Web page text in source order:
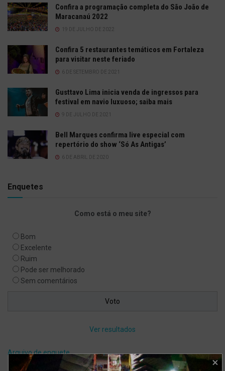
Confira a programação completa do São João de
Maracanaú 2022
19 DE JULHO DE 2022
Confira 5 restaurantes temáticos em Fortaleza
para visitar neste feriado
6 DE SETEMBRO DE 2021
Gusttavo Lima inicia venda de ingressos para
festival em navio luxuoso; saiba mais
9 DE JULHO DE 2021
Bell Marques confirma live especial com
repertório do show ‘Só As Antigas’
6 DE ABRIL DE 2020
Enquetes
Como está o meu site?
Bom
Excelente
Ruim
Pode ser melhorado
Sem comentários
Ver resultados
Arquivo de enquete